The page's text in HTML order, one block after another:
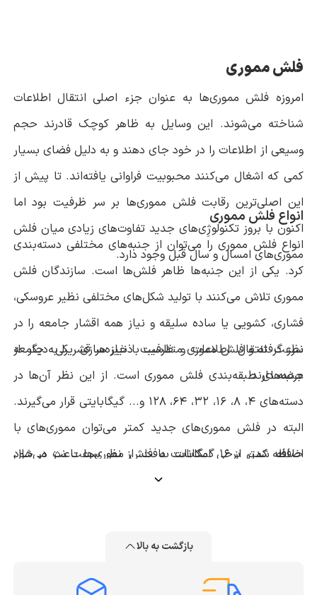
فلش مموری
امروزه فلش مموری‌ها به ‌عنوان جزء اصلی انتقال اطلاعات
شناخته می‌شوند. این وسایل به‌ ظاهر کوچک قادرند حجم
وسیعی از اطلاعات را در خود جای دهند و به دلیل فضای بسیار
کمی که اشغال می‌کنند محبوبیت فراوانی یافته‌اند. تا پیش از
این اصلی‌ترین رقابت فلش مموری‌ها بر سر ظرفیت بود اما
اکنون با بروز تکنولوژِی‌های جدید تفاوت‌های زیادی میان فلش
مموری‌های امسال و سال قبل وجود دارد.
انواع فلش مموری
انواع فلش مموری را می‌توان از جنبه‌های مختلفی دسته‌بندی
کرد. یکی از این جنبه‌ها ظاهر فلش‌ها است. سازندگان فلش
مموری تلاش می‌کنند با تولید شکل‌های مختلفی نظیر عروسکی،
فشاری، کشویی یا ساده سلیقه و نیاز همه اقشار جامعه را در
نظر گرفته و فلش مموری متناسب با نیاز هر قشر را به جامعه
عرضه دارند.
سرعت انتقال اطلاعات و ظرفیت ذخیره‌سازی یکی دیگر از
جنبه‌های طبقه‌بندی فلش مموری است. از این نظر آن‌ها در
دسته‌های 4، 8، 16، 32، 64، 128 و... گیگابایتی قرار می‌گیرند.
البته در فلش مموری‌های جدید کمتر می‌توان مموری‌های با
حافظه کمتر از 16 گیگابایت یافت. از نظر سرعت نیز در حال
سریع‌ترین فلش مموری در بازار است.
اضافه شدن برخی امکانات به فلش مموری‌ها باعث می‌شود
هریک در دسته‌بندی‌های مختلفی قرار بگیرند. به عنوان مثال
بازگشت به بالا